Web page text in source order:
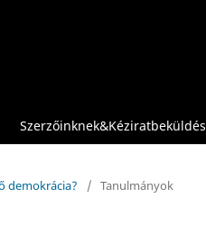
Szerzőinknek&Kéziratbeküldés
demokrácia? / Tanulmányok